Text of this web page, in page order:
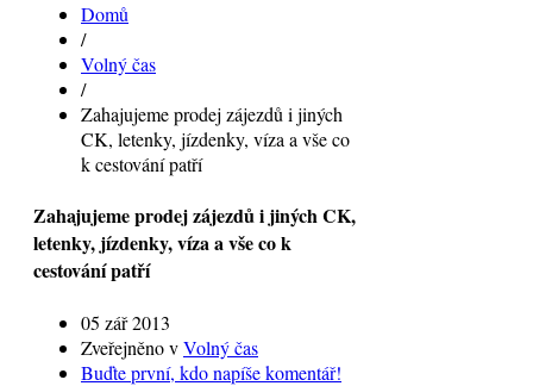
Domů
/
Volný čas
/
Zahajujeme prodej zájezdů i jiných
CK, letenky, jízdenky, víza a vše co
k cestování patří
Zahajujeme prodej zájezdů i jiných CK,
letenky, jízdenky, víza a vše co k
cestování patří
05 zář 2013
Zveřejněno vVolný čas
Buďte první, kdo napíše komentář!